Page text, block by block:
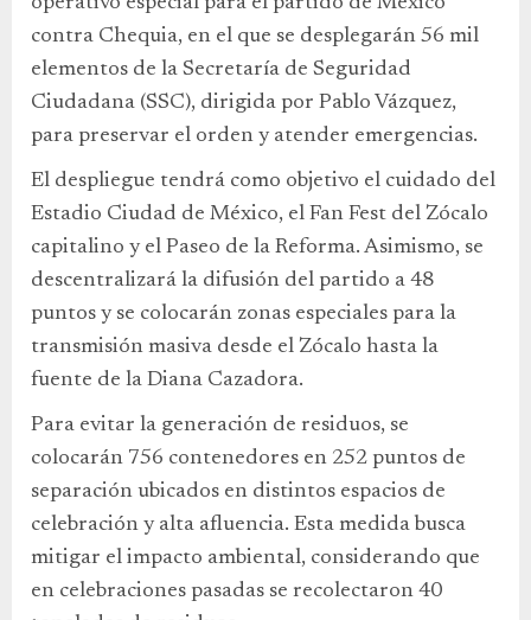
contra Chequia, en el que se desplegarán 56 mil
elementos de la Secretaría de Seguridad
Ciudadana (SSC), dirigida por Pablo Vázquez,
para preservar el orden y atender emergencias.
El despliegue tendrá como objetivo el cuidado del
Estadio Ciudad de México, el Fan Fest del Zócalo
capitalino y el Paseo de la Reforma. Asimismo, se
descentralizará la difusión del partido a 48
puntos y se colocarán zonas especiales para la
transmisión masiva desde el Zócalo hasta la
fuente de la Diana Cazadora.
Para evitar la generación de residuos, se
colocarán 756 contenedores en 252 puntos de
separación ubicados en distintos espacios de
celebración y alta afluencia. Esta medida busca
mitigar el impacto ambiental, considerando que
en celebraciones pasadas se recolectaron 40